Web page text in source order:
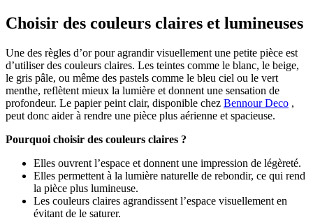
Choisir des couleurs claires et lumineuses
Une des règles d’or pour agrandir visuellement une petite pièce est
d’utiliser des couleurs claires. Les teintes comme le blanc, le beige,
le gris pâle, ou même des pastels comme le bleu ciel ou le vert
menthe, reflètent mieux la lumière et donnent une sensation de
profondeur. Le papier peint clair, disponible chez Bennour Deco ,
peut donc aider à rendre une pièce plus aérienne et spacieuse.
Pourquoi choisir des couleurs claires ?
Elles ouvrent l’espace et donnent une impression de légèreté.
Elles permettent à la lumière naturelle de rebondir, ce qui rend
la pièce plus lumineuse.
Les couleurs claires agrandissent l’espace visuellement en
évitant de le saturer.